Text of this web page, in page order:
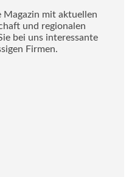
Magazin mit aktuellen
und regionalen
bei uns interessante
Firmen.